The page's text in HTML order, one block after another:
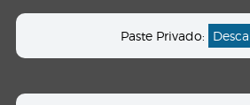
Paste Privado: